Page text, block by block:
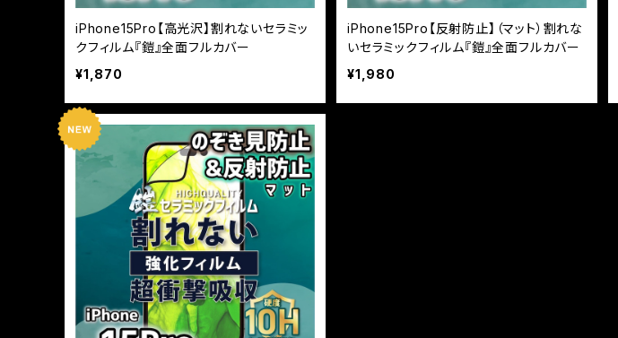
iPhone15Pro【高光沢】割れないセラミッ
クフィルム『鎧』全面フルカバー
¥1,870
iPhone15Pro【反射防止】（マット）割れな
いセラミックフィルム『鎧』全面フルカバー
¥1,980